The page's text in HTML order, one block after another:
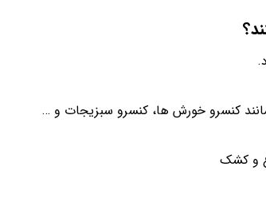
کنسرو خورش ها، کنسرو سبزیجات و …
و کشک